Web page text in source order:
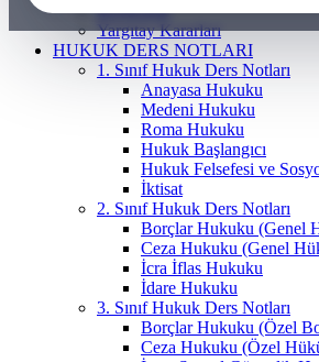
KOSGEB
Yargıtay Kararları
HUKUK DERS NOTLARI
1. Sınıf Hukuk Ders Notları
Anayasa Hukuku
Medeni Hukuku
Roma Hukuku
Hukuk Başlangıcı
Hukuk Felsefesi ve
İktisat
2. Sınıf Hukuk Ders Notları
Borçlar Hukuku (Genel
Ceza Hukuku (Genel
İcra İflas Hukuku
İdare Hukuku
3. Sınıf Hukuk Ders Notları
Borçlar Hukuku (Özel
Ceza Hukuku (Özel